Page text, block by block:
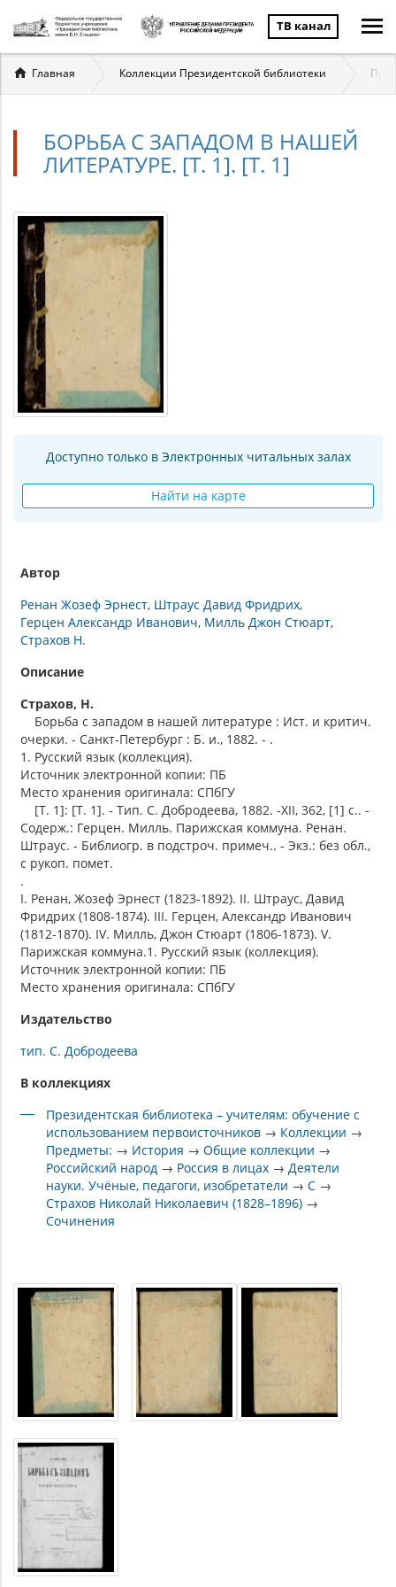
ТВ канал
Вы
здесь
Главная Коллекции Президентской библиотеки
БОРЬБА С ЗАПАДОМ В НАШЕЙ
ЛИТЕРАТУРЕ. [Т. 1]. [Т. 1]
Доступно только в Электронных читальных залах
Найти на карте
Автор
Ренан Жозеф Эрнест Штраус Давид Фридрих
Герцен Александр Иванович Милль Джон Стюарт
Страхов Н.
Описание
Страхов, Н.
Борьба с западом в нашей литературе : Ист. и критич.
очерки. - Санкт-Петербург : Б. и., 1882. - .
1. Русский язык (коллекция).
Источник электронной копии: ПБ
Место хранения оригинала: СПбГУ
[Т. 1]: [Т. 1]. - Тип. С. Добродеева, 1882. -XII, 362, [1] с.. -
Содерж.: Герцен. Милль. Парижская коммуна. Ренан.
Штраус. - Библиогр. в подстроч. примеч.. - Экз.: без обл.,
с рукоп. помет.
.
I. Ренан, Жозеф Эрнест (1823-1892). II. Штраус, Давид
Фридрих (1808-1874). III. Герцен, Александр Иванович
(1812-1870). IV. Милль, Джон Стюарт (1806-1873). V.
Парижская коммуна.1. Русский язык (коллекция).
Источник электронной копии: ПБ
Место хранения оригинала: СПбГУ
Издательство
тип. С. Добродеева
В коллекциях
Президентская библиотека – учителям: обучение с
использованием первоисточников → Коллекции →
Предметы: → История →Общие коллекции →
Российский народ → Россия в лицах → Деятели
науки. Учёные, педагоги, изобретатели →С →
Страхов Николай Николаевич (1828–1896) →
Сочинения